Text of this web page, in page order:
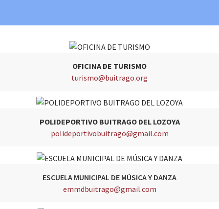
OFICINA DE TURISMO
turismo@buitrago.org
POLIDEPORTIVO BUITRAGO DEL LOZOYA
polideportivobuitrago@gmail.com
ESCUELA MUNICIPAL DE MÚSICA Y DANZA
emmdbuitrago@gmail.com